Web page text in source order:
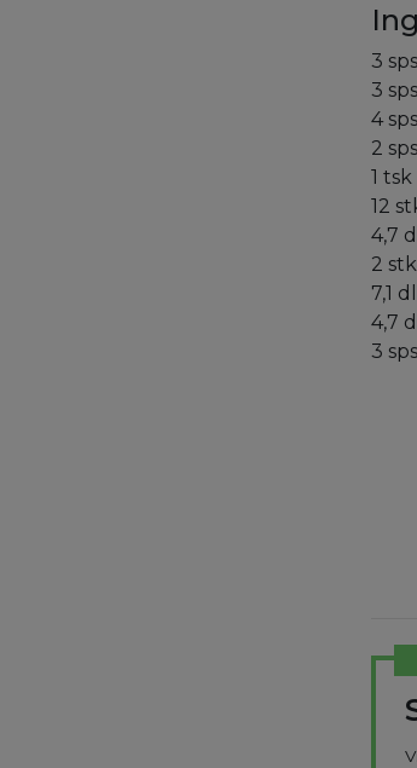
3
3
4
2
1 tsk
12
4,7 dl
2 stk
7,1 dl
4,7 dl
3